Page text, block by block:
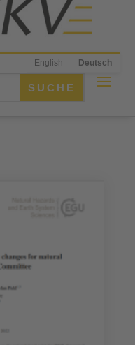
English Deutsch